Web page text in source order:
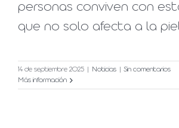
personas conviven con
que no solo afecta a la
14 de septiembre 2025 Noticias
Sin comentarios
Más información